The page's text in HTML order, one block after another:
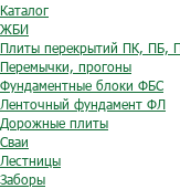
Каталог
ЖБИ
Плиты перекрытий ПК, ПБ,
Перемычки, прогоны
Фундаментные блоки ФБС
Ленточный фундамент ФЛ
Дорожные плиты
Сваи
Лестницы
Заборы